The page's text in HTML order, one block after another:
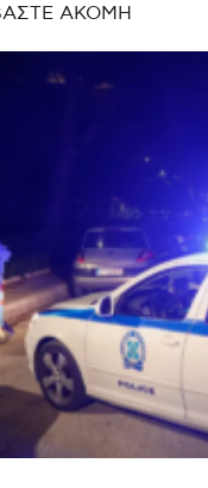
ΑΚΟΜΗ